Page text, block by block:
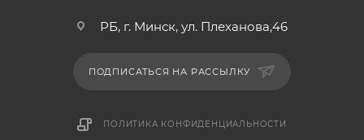
РБ, г. Минск, ул. Плеханова,46
ПОДПИСАТЬСЯ НА РАССЫЛКУ
ПОЛИТИКА КОНФИДЕНЦИАЛЬНОСТИ